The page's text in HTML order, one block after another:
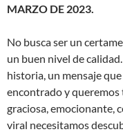
MARZO DE 2023.
No busca ser un
un buen nivel de
historia, un mensaje
encontrado y
graciosa, emocionante,
viral necesitamos